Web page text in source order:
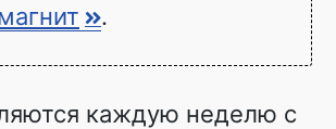
.
каждую неделю с